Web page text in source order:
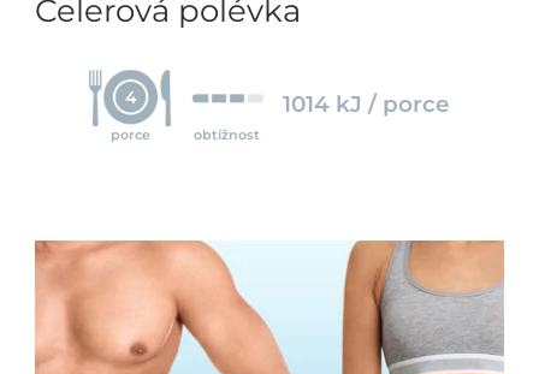
Celerová polévka
4
porce obtížnost
1014 kJ / porce